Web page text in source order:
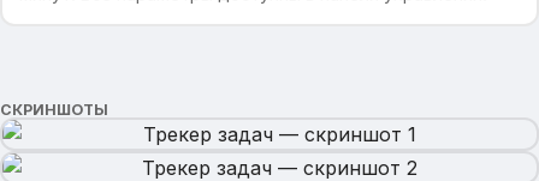
СКРИНШОТЫ